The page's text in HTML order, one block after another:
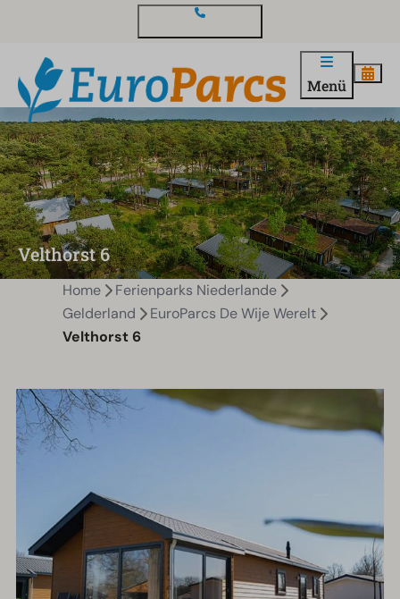
Menü
Velthorst 6
Home
Ferienparks Niederlande
Gelderland
EuroParcs De Wije Werelt
Velthorst 6